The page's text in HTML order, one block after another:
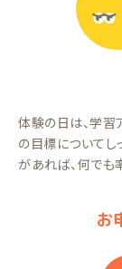
体験の日は、学習
の目標についてし
があれば、何でも
お